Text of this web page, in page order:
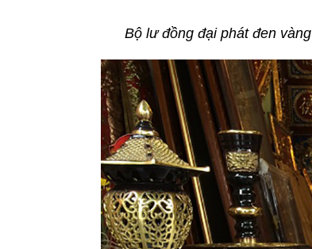
Bộ lư đồng đại phát đen vàng